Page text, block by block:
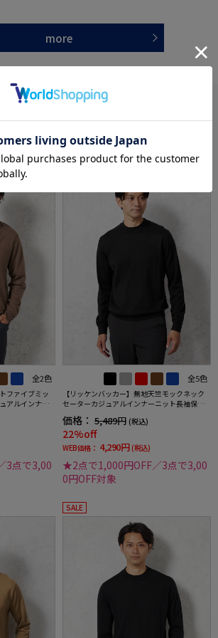
more
あなたへのおすすめ
RECOMMEND ITEM
全2色
ファイブミッ
アルインナー
3点で3,00
SALE
全5色
【リッケンバッカー】無地天竺モックネック
セーターカジュアルインナーニット長袖保温
価格： 5,489円 (税込)
22%off
WEB価格： 4,290円 (税込)
★2点で1,000円OFF／3点で3,00
0円OFF対象
SALE